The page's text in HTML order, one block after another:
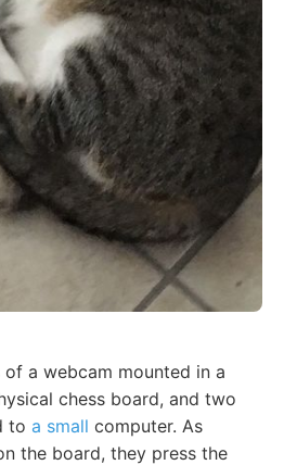
a webcam mounted in a
chess board, and two
to a small computer. As
the board, they press the